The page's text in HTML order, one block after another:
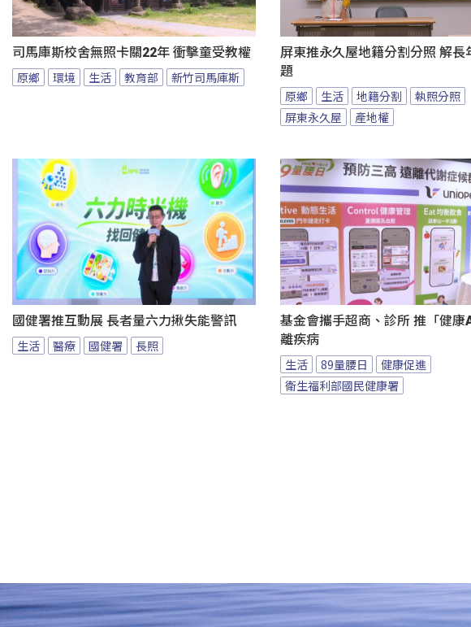
司馬庫斯校舍無照卡關22年 衝擊童受教權
原鄉 環境 生活 教育部 新竹司馬庫斯
屏東推永久屋地籍分割分照 解長
題
原鄉 生活 地籍分割
執照分照
屏東永久屋
產地權
國健署推互動展 長者量六力揪失能警訊
生活 醫療 國健署 長照
基金會攜手超商、診所 推「健康
離疾病
生活 89量腰日
健康促進
衛生福利部國民健康署